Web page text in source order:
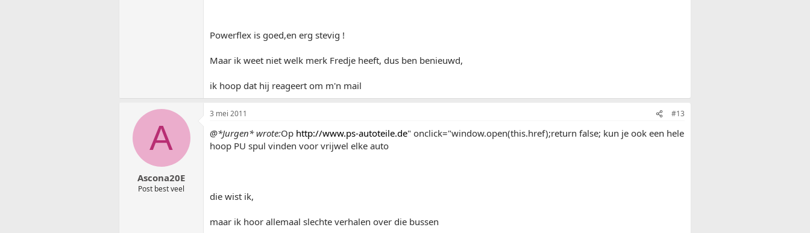
Powerflex is goed,en erg stevig !
Maar ik weet niet welk merk Fredje heeft, dus ben benieuwd,
ik hoop dat hij reageert om m'n mail
A
Ascona20E
Post best veel
3 mei 2011 #13
@*Jurgen* wrote:Op http://www.ps-autoteile.de" onclick="window.open(this.href);return false; kun je ook een hele
hoop PU spul vinden voor vrijwel elke auto
die wist ik,
maar ik hoor allemaal slechte verhalen over die bussen